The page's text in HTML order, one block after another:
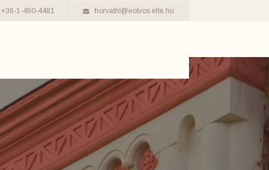
+36-1-460-4481 horvathl@eotvos.elte.hu